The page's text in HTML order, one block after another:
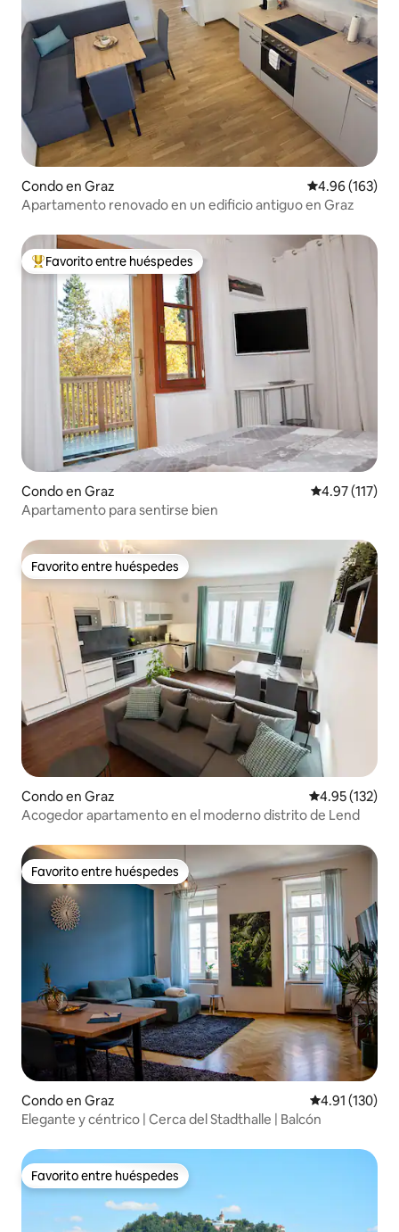
Condo en Graz Calificación
4.96 (163)
Apartamento renovado en un edificio antiguo en Graz
Favorito entre huéspedes preferido
Favorito entre huéspedes
Condo en Graz Calificación
4.97 (117)
Apartamento para sentirse bien
Favorito entre huéspedes
Favorito entre huéspedes
Condo en Graz Calificación
4.95 (132)
Acogedor apartamento en el moderno distrito de Lend
Favorito entre huéspedes
Favorito entre huéspedes
Condo en Graz Calificación
4.91 (130)
Elegante y céntrico | Cerca del Stadthalle | Balcón
Favorito entre huéspedes
Favorito entre huéspedes